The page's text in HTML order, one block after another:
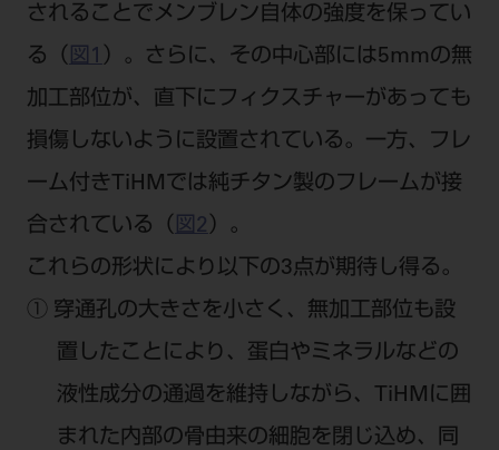
されることでメンブレン自体の強度を保ってい
る（ 図1 ）。さらに、その中心部には5mmの無
加工部位が、直下にフィクスチャーがあっても
損傷しないように設置されている。一方、フレ
ーム付きTiHMでは純チタン製のフレームが接
合されている（ 図2 ）。
これらの形状により以下の3点が期待し得る。
① 穿通孔の大きさを小さく、無加工部位も設
置したことにより、蛋白やミネラルなどの
液性成分の通過を維持しながら、TiHMに囲
まれた内部の骨由来の細胞を閉じ込め、同